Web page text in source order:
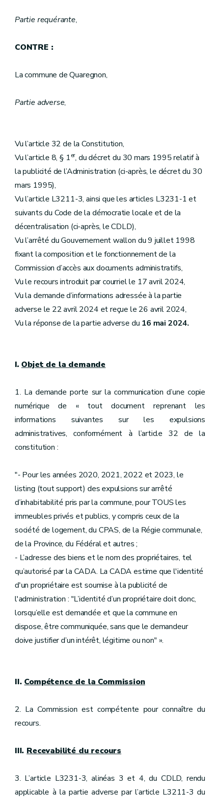
Partie requérante,
CONTRE :
La commune de Quaregnon,
Partie adverse,
Vu l’article 32 de la Constitution,
Vu l’article 8, § 1er, du décret du 30 mars 1995 relatif à
la publicité de l’Administration (ci-après, le décret du 30
mars 1995),
Vu l’article L3211-3, ainsi que les articles L3231-1 et
suivants du Code de la démocratie locale et de la
décentralisation (ci-après, le CDLD),
Vu l’arrêté du Gouvernement wallon du 9 juillet 1998
fixant la composition et le fonctionnement de la
Commission d’accès aux documents administratifs,
Vu le recours introduit par courriel le 17 avril 2024,
Vu la demande d’informations adressée à la partie
adverse le 22 avril 2024 et reçue le 26 avril 2024,
Vu la réponse de la partie adverse du 16 mai 2024.
I. Objet de la demande
1. La demande porte sur la communication d’une copie
numérique de « tout document reprenant les
informations suivantes sur les expulsions
administratives, conformément à l’article 32 de la
constitution :
"- Pour les années 2020, 2021, 2022 et 2023, le
listing (tout support) des expulsions sur arrêté
d’inhabitabilité pris par la commune, pour TOUS les
immeubles privés et publics, y compris ceux de la
société de logement, du CPAS, de la Régie communale,
de la Province, du Fédéral et autres ;
- L’adresse des biens et le nom des propriétaires, tel
qu’autorisé par la CADA. La CADA estime que l'identité
d'un propriétaire est soumise à la publicité de
l'administration : "L’identité d’un propriétaire doit donc,
lorsqu’elle est demandée et que la commune en
dispose, être communiquée, sans que le demandeur
doive justifier d’un intérêt, légitime ou non" ».
II. Compétence de la Commission
2. La Commission est compétente pour connaître du
recours.
III. Recevabilité du recours
3. L’article L3231-3, alinéas 3 et 4, du CDLD, rendu
applicable à la partie adverse par l’article L3211-3 du